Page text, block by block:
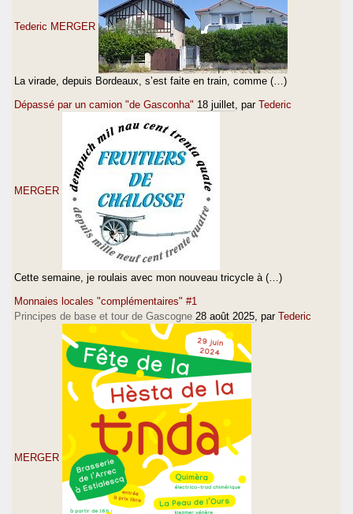
Tederic MERGER
La virade, depuis Bordeaux, s’est faite en train, comme (…)
Dépassé par un camion "de Gasconha" 18 juillet , par Tederic
MERGER
Cette semaine, je roulais avec mon nouveau tricycle à (…)
Monnaies locales "complémentaires" #1
Principes de base et tour de Gascogne 28 août 2025 , par Tederic
MERGER